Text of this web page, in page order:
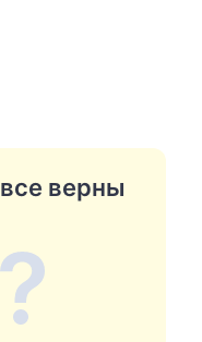
все верны